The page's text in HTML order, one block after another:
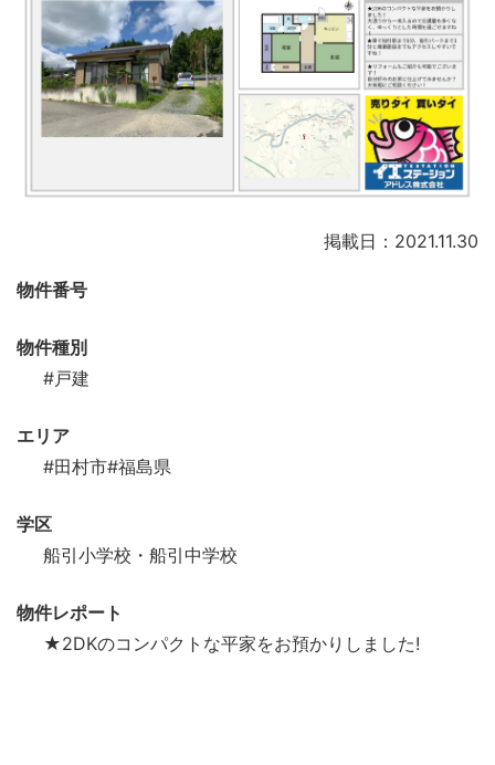
掲載日：2021.11.30
物件番号
物件種別
#戸建
エリア
#田村市#福島県
学区
船引小学校・船引中学校
物件レポート
★2DKのコンパクトな平家をお預かりしました!